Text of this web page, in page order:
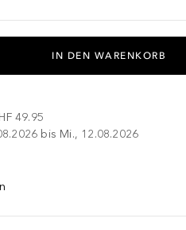
IN DEN WARENKORB
49.95
bis Mi., 12.08.2026